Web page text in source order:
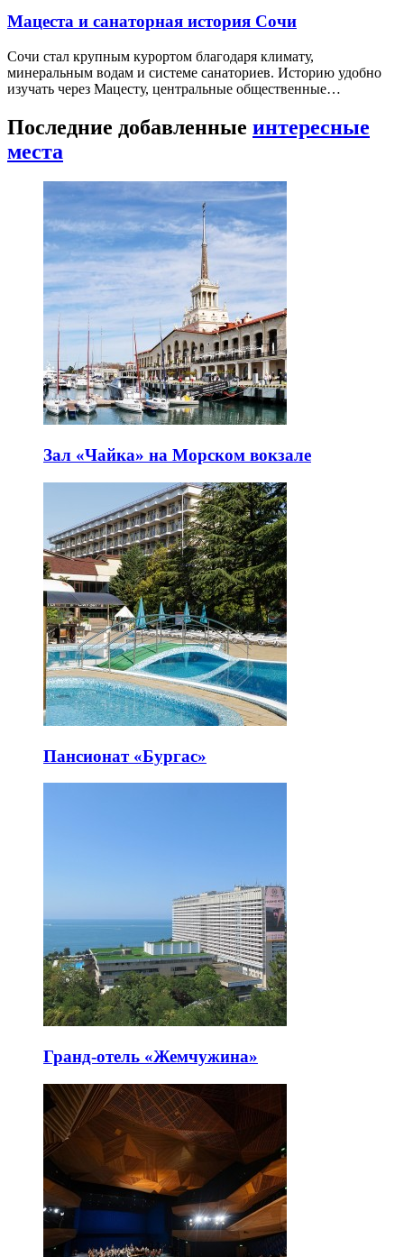
Мацеста и санаторная история Сочи
Сочи стал крупным курортом благодаря климату,
минеральным водам и системе санаториев. Историю удобно
изучать через Мацесту, центральные общественные…
Последние добавленные интересные
места
Зал «Чайка» на Морском вокзале
Пансионат «Бургас»
Гранд-отель «Жемчужина»